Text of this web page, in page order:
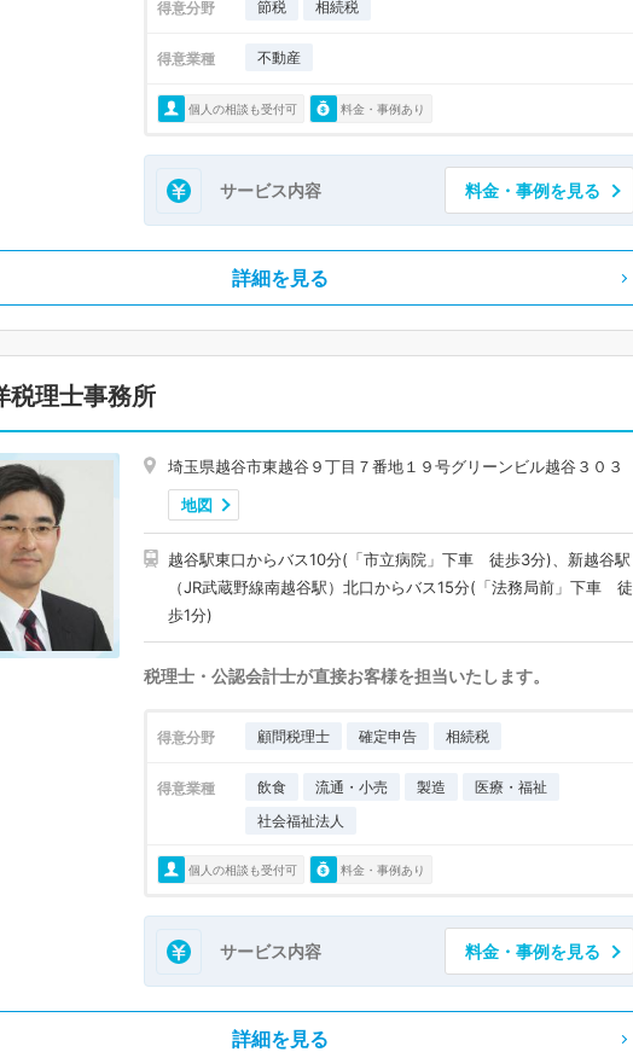
得意分野 節税 相続税
得意業種 不動産
個人の相談も受付可 料金・事例あり
サービス内容 料金・事例を見る
詳細を見る
税理士事務所
埼玉県越谷市東越谷９丁目７番地１９号グリーンビル越谷３０３
地図
越谷駅東口からバス10分(「市立病院」下車 徒歩3分)、新越谷駅
（JR武蔵野線南越谷駅）北口からバス15分(「法務局前」下車 徒
歩1分)
税理士・公認会計士が直接お客様を担当いたします。
得意分野 顧問税理士 確定申告 相続税
得意業種 飲食 流通・小売 製造
医療・福祉
社会福祉法人
個人の相談も受付可 料金・事例あり
サービス内容 料金・事例を見る
詳細を見る